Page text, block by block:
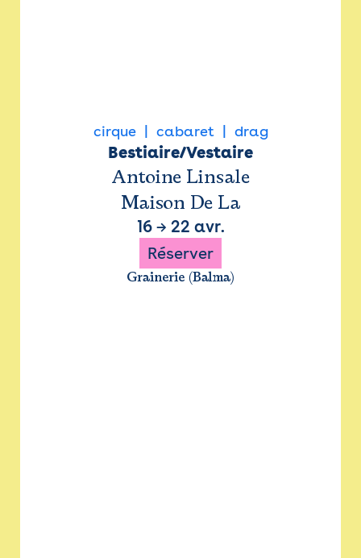
cirque cabaret drag
Bestiaire/Vestaire
Antoine Linsale
Maison De La
16→ 22 avr.
Réserver
Grainerie (Balma)